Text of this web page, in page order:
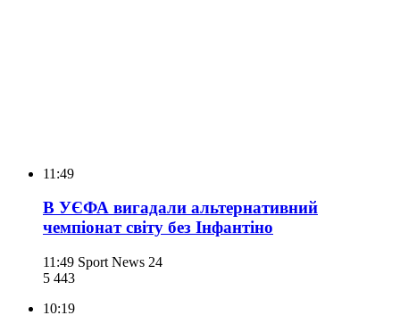
11:49
В УЄФА вигадали альтернативний
чемпіонат світу без Інфантіно
11:49 Sport News 24
5 443
10:19